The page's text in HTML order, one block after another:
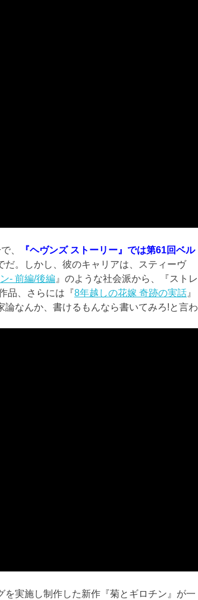
、
『ヘヴンズ ストーリー』では第61回ベル
だ。しかし、彼のキャリアは、スティーヴ
- 前編/後編 』のような社会派から、『ストレ
品、さらには『8年越しの花嫁 奇跡の実話 』
なんか、書けるもんなら書いてみろ!と言わ
実施し制作した新作『菊とギロチン』が一